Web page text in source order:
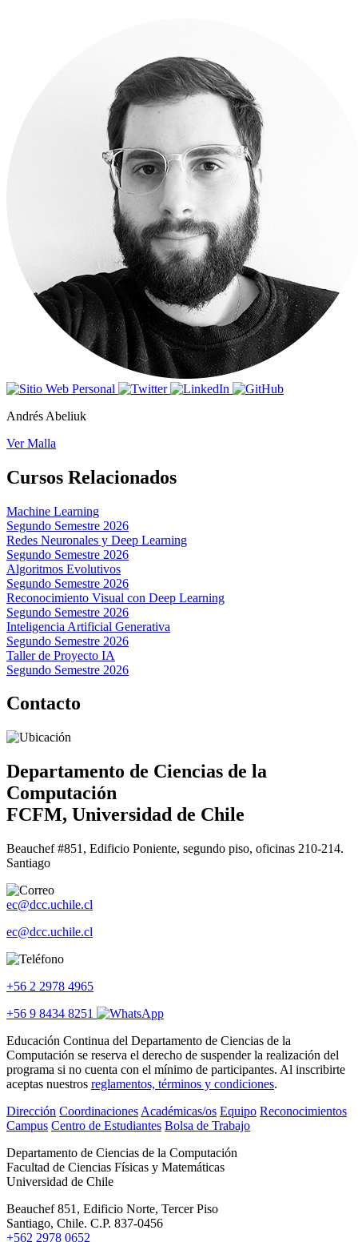
Andrés Abeliuk
Ver Malla
Cursos Relacionados
Machine Learning
Segundo Semestre 2026
Redes Neuronales y Deep Learning
Segundo Semestre 2026
Algoritmos Evolutivos
Segundo Semestre 2026
Reconocimiento Visual con Deep Learning
Segundo Semestre 2026
Inteligencia Artificial Generativa
Segundo Semestre 2026
Taller de Proyecto IA
Segundo Semestre 2026
Contacto
Departamento de Ciencias de la
Computación
FCFM, Universidad de Chile
Beauchef #851, Edificio Poniente, segundo piso, oficinas 210-214.
Santiago
ec@dcc.uchile.cl
ec@dcc.uchile.cl
+56 2 2978 4965
+56 9 8434 8251
Educación Continua del Departamento de Ciencias de la
Computación se reserva el derecho de suspender la realización del
programa si no cuenta con el mínimo de participantes. Al inscribirte
aceptas nuestros reglamentos, términos y condiciones.
Dirección Coordinaciones Académicas/os Equipo Reconocimientos
Campus Centro de Estudiantes Bolsa de Trabajo
Departamento de Ciencias de la Computación
Facultad de Ciencias Físicas y Matemáticas
Universidad de Chile
Beauchef 851, Edificio Norte, Tercer Piso
Santiago, Chile. C.P. 837-0456
+562 2978 0652